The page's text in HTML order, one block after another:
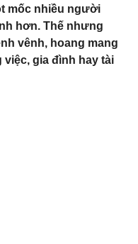
mốc nhiều người
hơn. Thế nhưng
vênh, hoang mang
gia đình hay tài